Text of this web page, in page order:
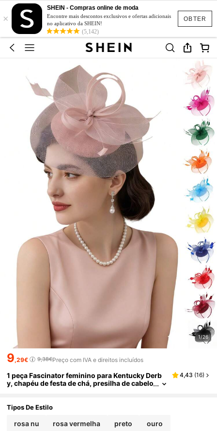
OBTER
×
SHEIN - Compras online de moda
Encontre mais descontos exclusivos e ofertas adicionais
no aplicativo da SHEIN!
(5,142)
1/26
9,29€ 9,38€Preço com IVA e direitos incluídos
1 peça Fascinator feminino para Kentucky Derb
y, chapéu de festa de chá, presilha de cabelo
4,43 (16)
Tipos De Estilo
rosa nu rosa vermelha preto ouro